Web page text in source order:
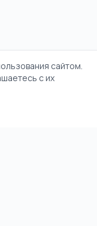
сайтом.
с их